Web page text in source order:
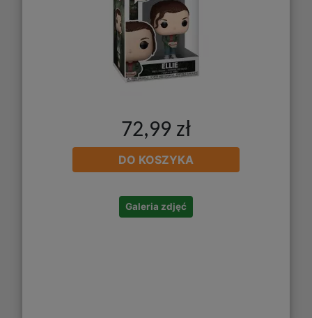
72,99 zł
DO KOSZYKA
Galeria zdjęć